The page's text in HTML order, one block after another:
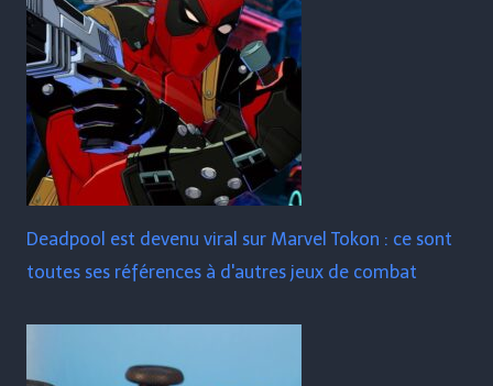
Deadpool est devenu viral sur Marvel Tokon : ce sont
toutes ses références à d'autres jeux de combat